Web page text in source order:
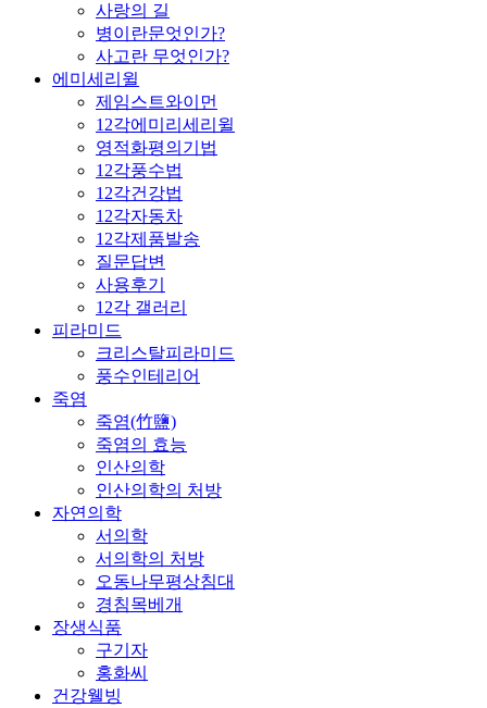
사랑의 길
병이란문엇인가?
사고란 무엇인가?
에미세리윌
제임스트와이먼
12각에미리세리윌
영적화평의기법
12각풍수법
12각건강법
12각자동차
12각제품발송
질문답변
사용후기
12각 갤러리
피라미드
크리스탈피라미드
풍수인테리어
죽염
죽염(竹鹽)
죽염의 효능
인산의학
인산의학의 처방
자연의학
서의학
서의학의 처방
오동나무평상침대
경침목베개
장생식품
구기자
홍화씨
건강웰빙